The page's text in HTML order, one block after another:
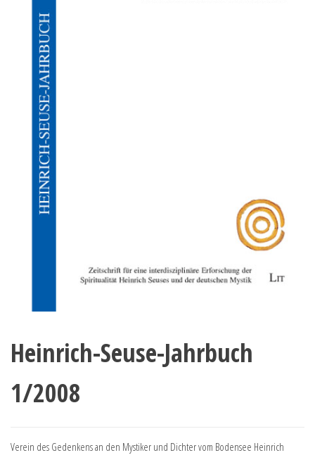
Heinrich-Seuse-Jahrbuch
1/2008
Verein des Gedenkens an den Mystiker und Dichter vom Bodensee Heinrich